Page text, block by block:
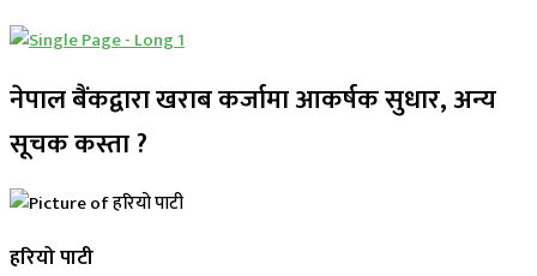
नेपाल बैंकद्वारा खराब कर्जामा आकर्षक सुधार, अन्य
सूचक कस्ता ?
हरियो पाटी